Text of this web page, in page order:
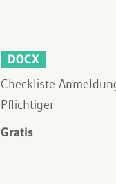
DOCX
Checkliste
Pflichtiger
Gratis